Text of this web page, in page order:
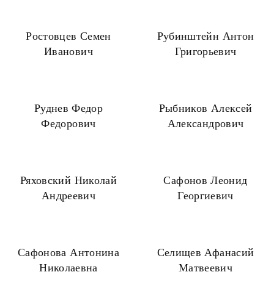
Ростовцев Семен
Иванович
Рубинштейн Антон
Григорьевич
Руднев Федор
Федорович
Рыбников Алексей
Александрович
Ряховский Николай
Андреевич
Сафонов Леонид
Георгиевич
Сафонова Антонина
Николаевна
Селищев Афанасий
Матвеевич